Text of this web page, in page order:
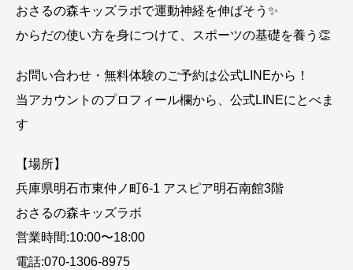
おさるの森キッズラボで運動神経を伸ばそう✨
からだの使い方を身につけて、スポーツの基礎を養う👏
お問い合わせ・無料体験のご予約は公式LINEから！
当アカウントのプロフィール欄から、公式LINEにとべま
す
【場所】
兵庫県明石市東仲ノ町6-1 アスピア明石南館3階
おさるの森キッズラボ
営業時間:10:00〜18:00
電話:070-1306-8975